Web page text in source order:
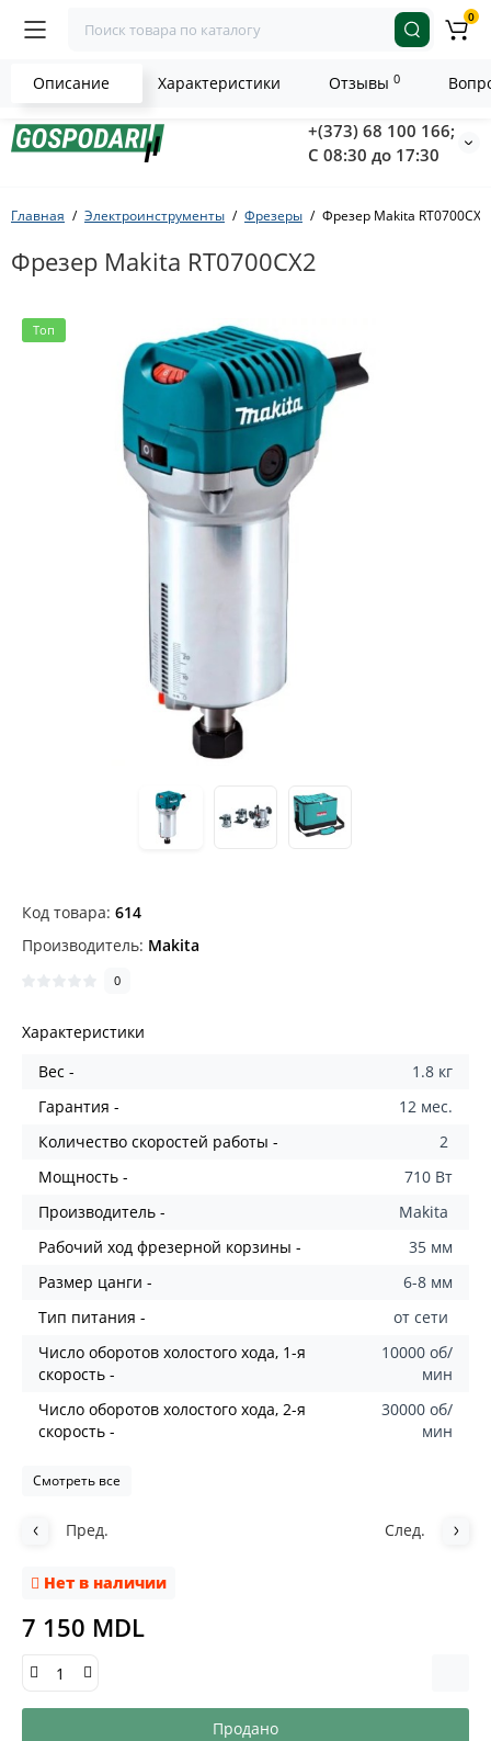
+(373) 68 100 166;
С 08:30 до 17:30
0
Главная Электроинструменты Фрезеры Фрезер Makita RT0700CX2
Фрезер Makita RT0700CX2
Топ
Код товара: 614
Производитель: Makita
0
Характеристики
Вес -
1.8 кг
Гарантия -
12 мес.
Количество скоростей работы -
2
Мощность -
710 Вт
Производитель -
Makita
Рабочий ход фрезерной корзины -
35 мм
Размер цанги -
6-8 мм
Тип питания -
от сети
Число оборотов холостого хода, 1-я
скорость -
10000 об/
мин
Число оборотов холостого хода, 2-я
скорость -
30000 об/
мин
Смотреть все
Пред. След.
Нет в наличии
7 150 MDL
Продано
Описание Характеристики Отзывы 0